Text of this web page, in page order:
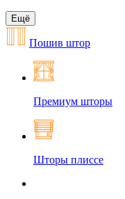
Ещё
Пошив штор
Премиум шторы
Шторы плиссе